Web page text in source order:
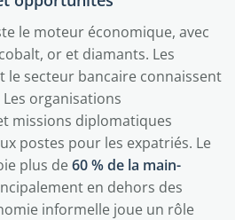
le moteur économique, avec
or et diamants. Les
le secteur bancaire connaissent
organisations
missions diplomatiques
postes pour les expatriés. Le
plus de60 % de la main-
en dehors des
informelle joue un rôle